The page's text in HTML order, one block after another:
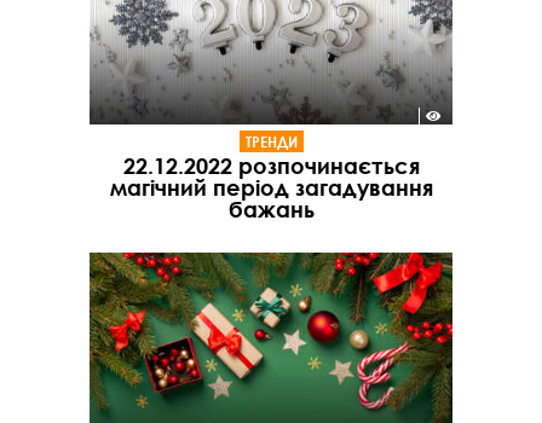
ТРЕНДИ
22.12.2022 розпочинається
магічний період загадування
бажань